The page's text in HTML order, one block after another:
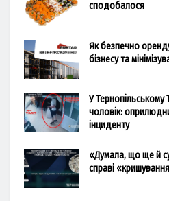
сподобалося
Як безпечно
бізнесу та
У Тернопільському
чоловік:
інциденту
«Думала, що ще й
справі